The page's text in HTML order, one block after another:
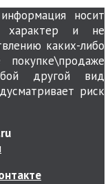
носит
характер и не
каких-либо
другой вид
риск